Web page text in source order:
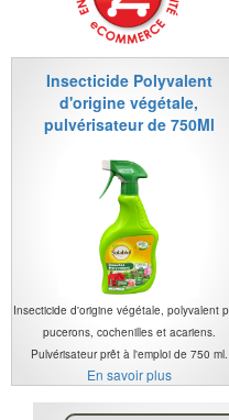
Insecticide Polyvalent
d'origine végétale,
pulvérisateur de 750Ml
Insecticide d'origine végétale, polyvalent
pucerons, cochenilles et acariens.
Pulvérisateur prêt à l'emploi de 750 ml.
En savoir plus